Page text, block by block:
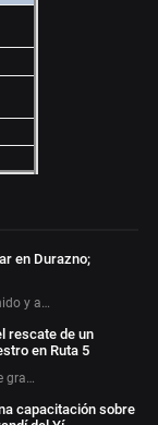
en Durazno;
y a…
rescate de un
en Ruta 5
capacitación sobre